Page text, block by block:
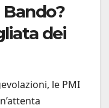
Bando?
dei
le PMI